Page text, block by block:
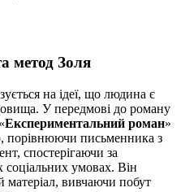
метод Золя
на ідеї, що людина є
У передмові до роману
Експериментальний роман»
порівнюючи письменника з
спостерігаючи за
соціальних умовах. Він
матеріал, вивчаючи побут